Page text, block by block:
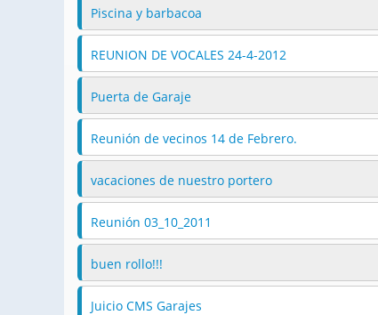
Piscina y barbacoa
REUNION DE VOCALES 24-4-2012
Puerta de Garaje
Reunión de vecinos 14 de Febrero.
vacaciones de nuestro portero
Reunión 03_10_2011
buen rollo!!!
Juicio CMS Garajes